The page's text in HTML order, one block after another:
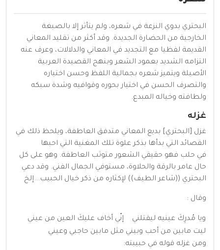
البحتري بدوي النزعة في شعره، ولم يتأثر إلا بالصبغة
الخارجية من الحضارة الجديدة. وقد أكثر من تقليد المعاني
القديمة لفظيا مع التجديد في المعاني والدلالات، وعرف عنه
التزامه الشديد بعمود الشعر وبنهج القصيدة العربية
الأصيلة ويتميز شعره بجمالية اللفظ وحسن اختياره
والتصرف الحسن في اختيار بحوره وقوافيه وشدة سبكه
ولطافته وخياله المبدع.
غزله
غزل [البحتري] بديع المعاني متدفق العاطفة، ويلحظ ذلك في
القصائد التي بدأها بذكر علوة تلك المغنية التي احبها
في حلب فهو حقيقي الشعور متوثب العاطفة. وهو على كل
حال عامر بالرقة والحلاوة، مستوفي الجمال الفني. وقد دعي
البحتري ((شاعر الطيف)) لإكثاره من ذكر خيال الحبيب...إلخ
وقال :
ويا مُدرِكَ عينيه ليقتلني
إنّي أخاف عليكَ العين من عيني
ليت مابين من أحب وبيني مثل مابين حاجبي وعيني
ومن غزله قوله في حبيبته: